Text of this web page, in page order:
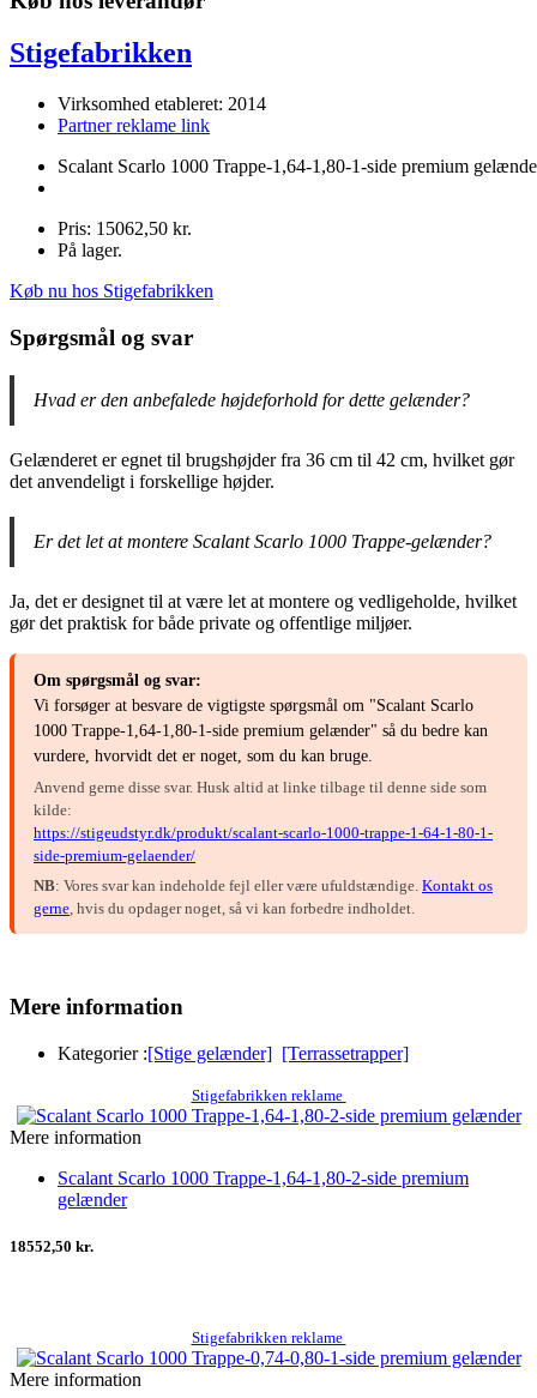
Stigefabrikken
Virksomhed etableret: 2014
Partner reklame link
Scalant Scarlo 1000 Trappe-1,64-1,80-1-side premium
Pris: 15062,50 kr.
På lager.
Køb nu hos Stigefabrikken
Spørgsmål og svar
Hvad er den anbefalede højdeforhold for dette gelænder?
Gelænderet er egnet til brugshøjder fra 36 cm til 42 cm, hvilket gør
det anvendeligt i forskellige højder.
Er det let at montere Scalant Scarlo 1000 Trappe-gelænder?
Ja, det er designet til at være let at montere og vedligeholde, hvilket
gør det praktisk for både private og offentlige miljøer.
Om spørgsmål og svar:
Vi forsøger at besvare de vigtigste spørgsmål om "Scalant Scarlo
1000 Trappe-1,64-1,80-1-side premium gelænder" så du bedre kan
vurdere, hvorvidt det er noget, som du kan bruge.
Anvend gerne disse svar. Husk altid at linke tilbage til denne side som
kilde:
https://stigeudstyr.dk/produkt/scalant-scarlo-1000-trappe-1-64-1-80-1-
side-premium-gelaender/
NB: Vores svar kan indeholde fejl eller være ufuldstændige. Kontakt os
gerne, hvis du opdager noget, så vi kan forbedre indholdet.
Mere information
Kategorier :[Stige gelænder] [Terrassetrapper]
Stigefabrikken reklame
Mere information
Scalant Scarlo 1000 Trappe-1,64-1,80-2-side premium
gelænder
18552,50 kr.
Stigefabrikken reklame
Mere information